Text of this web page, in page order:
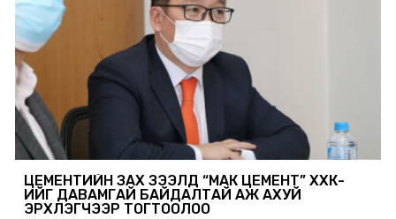
ЦЕМЕНТИЙН ЗАХ ЗЭЭЛД “МАК ЦЕМЕНТ” ХХК-
ИЙГ ДАВАМГАЙ БАЙДАЛТАЙ АЖ АХУЙ
ЭРХЛЭГЧЭЭР ТОГТООЛОО